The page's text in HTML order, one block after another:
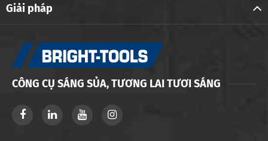
Giải pháp
CÔNG CỤ SÁNG SỦA, TƯƠNG LAI TƯƠI SÁNG